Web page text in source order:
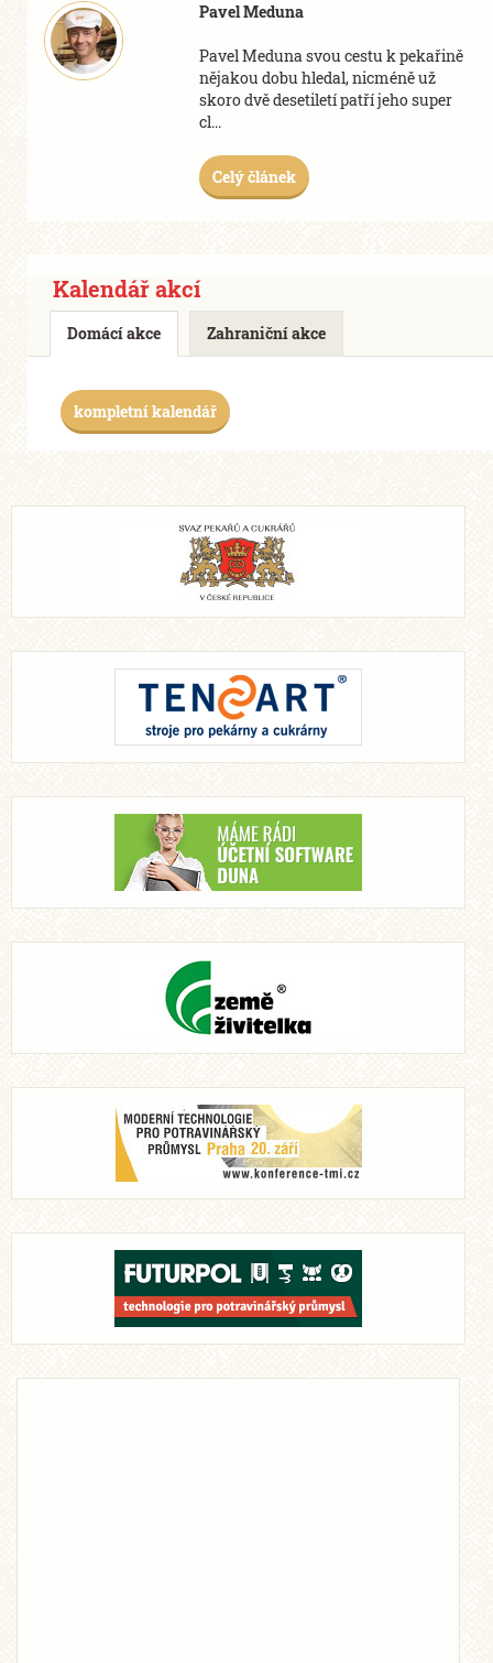
Pavel Meduna
Pavel Meduna svou cestu k pekařině
nějakou dobu hledal, nicméně už
skoro dvě desetiletí patří jehosuper
cl...
Celý článek
Kalendář akcí
Domácí akce Zahraniční akce
kompletní kalendář